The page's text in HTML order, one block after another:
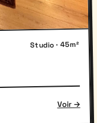
Studio · 45m²
Voir →